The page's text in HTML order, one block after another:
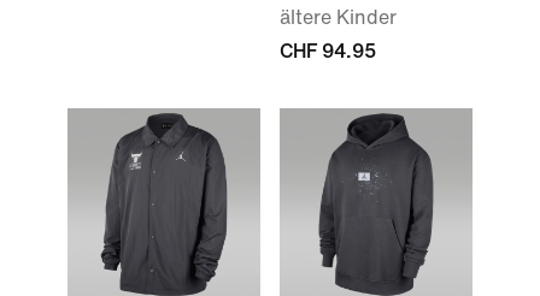
ältere Kinder
CHF 94.95